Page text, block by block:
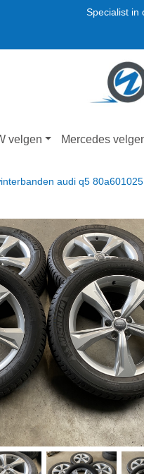
Specialist in
velgen Mercedes
audi q5